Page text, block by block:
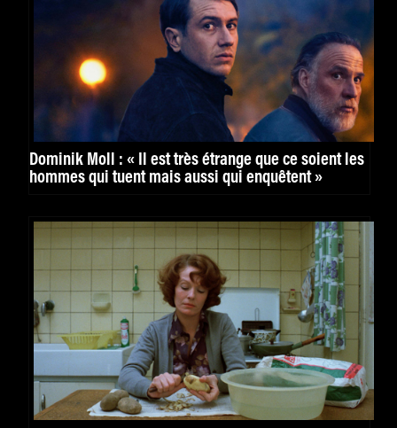
Dominik Moll : « Il est très étrange que ce soient les
hommes qui tuent mais aussi qui enquêtent »